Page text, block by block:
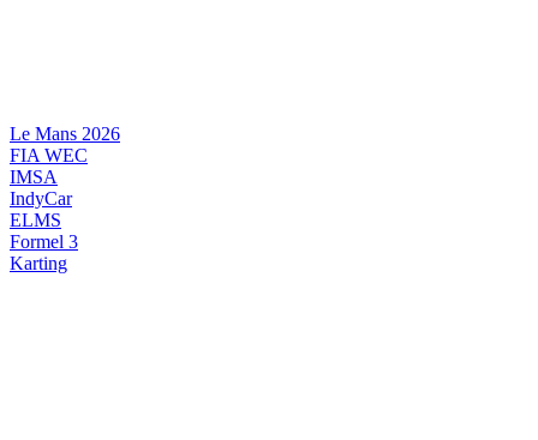
Le Mans 2026
FIA WEC
IMSA
IndyCar
ELMS
Formel 3
Karting